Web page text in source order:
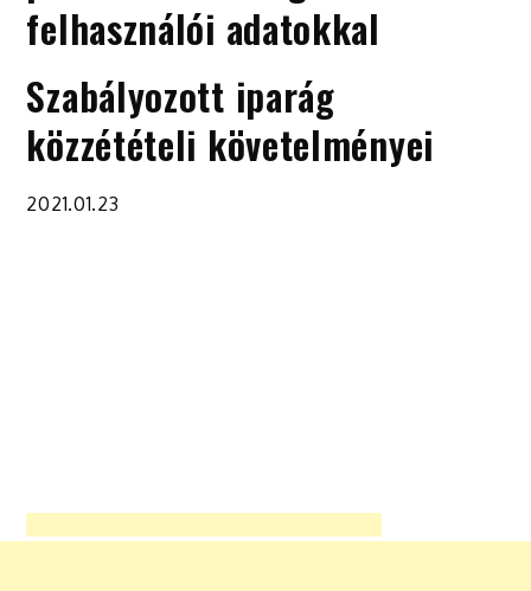
felhasználói adatokkal
Szabályozott iparág
közzétételi követelményei
2021.01.23